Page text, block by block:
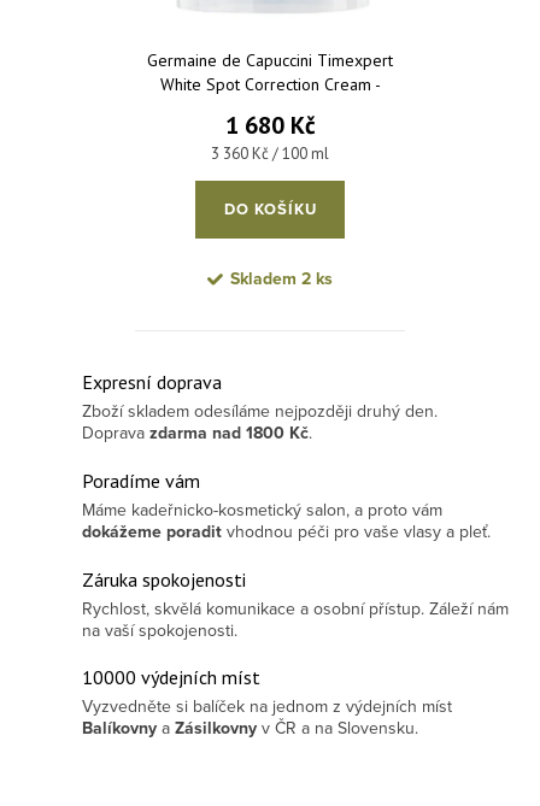
Germaine de Capuccini Timexpert
White Spot Correction Cream -
skvrny SPF20 50 ml
1 680 Kč
Měrná cena:
3 360 Kč / 100 ml
DO KOŠÍKU
Skladem 2 ks
Ovládací prvky výpisu
Expresní doprava
Zboží skladem odesíláme nejpozději druhý den.
Doprava zdarma nad 1800 Kč.
Poradíme vám
Máme kadeřnicko-kosmetický salon, a proto vám
dokážeme poradit vhodnou péči pro vaše vlasy a pleť.
Záruka spokojenosti
Rychlost, skvělá komunikace a osobní přístup. Záleží nám
na vaší spokojenosti.
10000 výdejních míst
Vyzvedněte si balíček na jednom z výdejních míst
Balíkovny a Zásilkovny v ČR a na Slovensku.